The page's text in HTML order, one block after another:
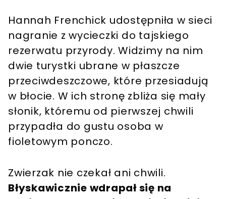
Hannah Frenchick udostępniła w sieci
nagranie z wycieczki do tajskiego
rezerwatu przyrody. Widzimy na nim
dwie turystki ubrane w płaszcze
przeciwdeszczowe, które przesiadują
w błocie. W ich stronę zbliża się mały
słonik, któremu od pierwszej chwili
przypadła do gustu osoba w
fioletowym ponczo.
Zwierzak nie czekał ani chwili.
Błyskawicznie wdrapał się na